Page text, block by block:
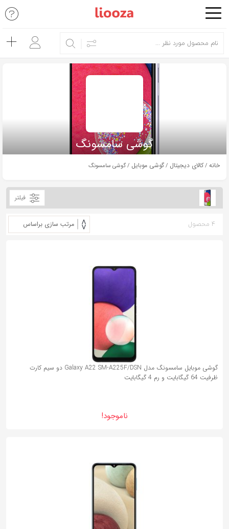
اشتراک
با
صفحه
با
دوستان
گوشی سامسونگ
خانه /کالای دیجیتال /گوشی موبایل / گوشی سامسونگ
فیلتر
4 محصول
گوشی موبایل سامسونگ مدل Galaxy A22 SM-A225F/DSN دو سیم کارت
ظرفیت 64 گیگابایت و رم 4 گیگابایت
ناموجود!